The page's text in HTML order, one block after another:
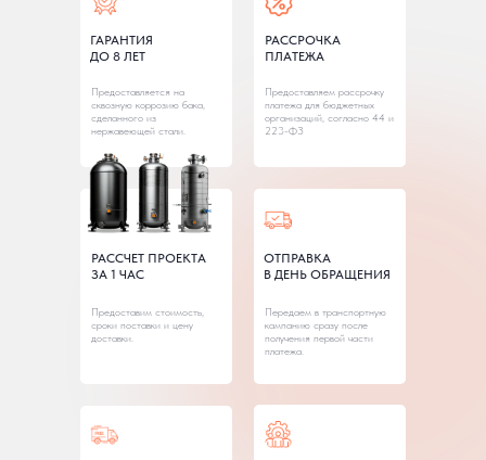
РАССРОЧКА
ПЛАТЕЖА
ОТПРАВКА
В ДЕНЬ ОБРАЩЕНИЯ
ГАРАНТИЯ
ДО 8 ЛЕТ
Предоставляем рассрочку
платежа для бюджетных
организаций, согласно 44 и
223-ФЗ
Передаем в транспортную
кампанию сразу после
получения первой части
платежа.
Предоставляется на
сквозную коррозию бака,
сделанного из
нержавеющей стали.
РАССЧЕТ ПРОЕКТА
ЗА 1 ЧАС
Предоставим стоимость,
сроки поставки и цену
доставки.